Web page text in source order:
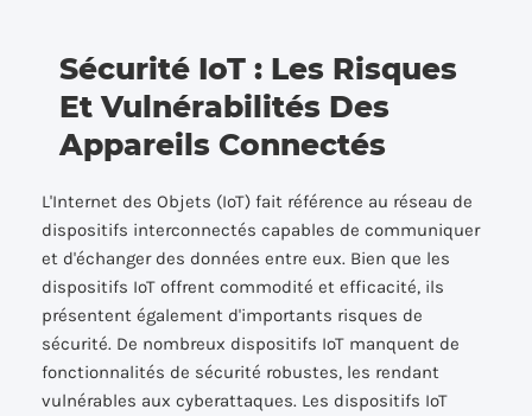
Sécurité IoT : Les Risques
Et Vulnérabilités Des
Appareils Connectés
L'Internet des Objets (IoT) fait référence au réseau de
dispositifs interconnectés capables de communiquer
et d'échanger des données entre eux. Bien que les
dispositifs IoT offrent commodité et efficacité, ils
présentent également d'importants risques de
sécurité. De nombreux dispositifs IoT manquent de
fonctionnalités de sécurité robustes, les rendant
vulnérables aux cyberattaques. Les dispositifs IoT